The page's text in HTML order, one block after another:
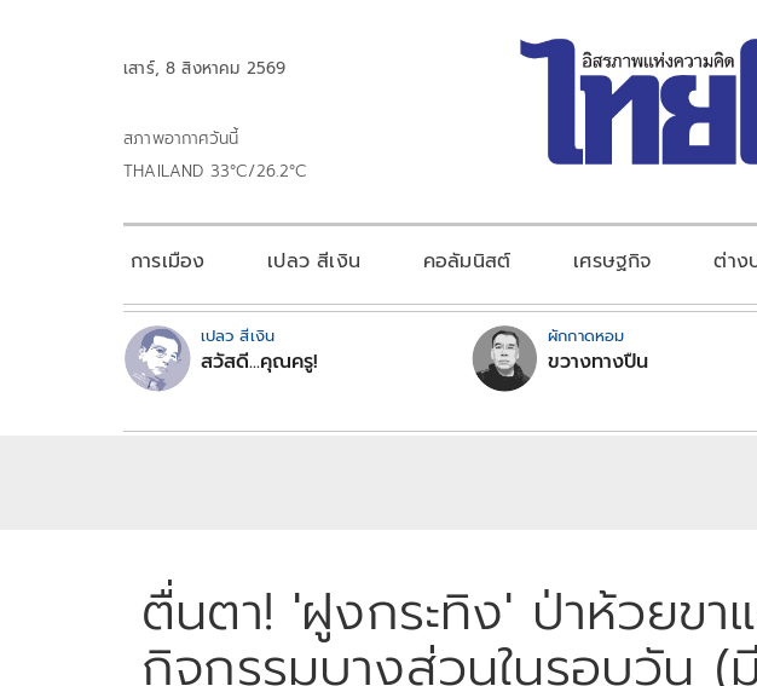
เสาร์, 8 สิงหาคม 2569
สภาพอากาศวันนี้
THAILAND 33°C/26.2°C
การเมือง เปลว สีเงิน คอลัมนิสต์ เศรษฐกิจ ต่าง
เปลว สีเงิน
สวัสดี...คุณครู!
ผักกาดหอม
ขวางทางปืน
ตื่นตา! 'ฝูงกระทิง' ป่าห้วยขา
กิจกรรมบางส่วนในรอบวัน (